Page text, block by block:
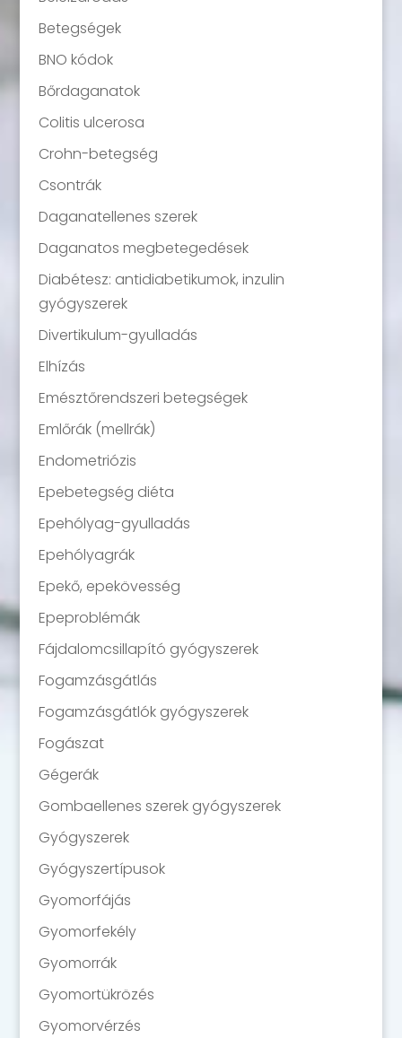
Betegségek
BNO kódok
Bőrdaganatok
Colitis ulcerosa
Crohn-betegség
Csontrák
Daganatellenes szerek
Daganatos megbetegedések
Diabétesz: antidiabetikumok, inzulin
gyógyszerek
Divertikulum-gyulladás
Elhízás
Emésztőrendszeri betegségek
Emlőrák (mellrák)
Endometriózis
Epebetegség diéta
Epehólyag-gyulladás
Epehólyagrák
Epekő, epekövesség
Epeproblémák
Fájdalomcsillapító gyógyszerek
Fogamzásgátlás
Fogamzásgátlók gyógyszerek
Fogászat
Gégerák
Gombaellenes szerek gyógyszerek
Gyógyszerek
Gyógyszertípusok
Gyomorfájás
Gyomorfekély
Gyomorrák
Gyomortükrözés
Gyomorvérzés